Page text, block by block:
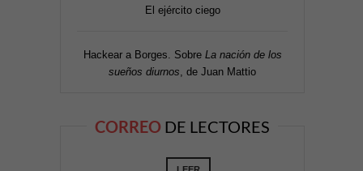
El ejército ciego
Hackear a Borges. Sobre La nación de los
sueños diurnos , de Juan Mattio
CORREO DE LECTORES
LEER